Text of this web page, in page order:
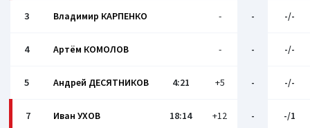
3 Владимир КАРПЕНКО - - -/-
4 Артём КОМОЛОВ - - -/-
5 Андрей ДЕСЯТНИКОВ 4:21 +5 - -/-
7 Иван УХОВ 18:14 +12 - -/1